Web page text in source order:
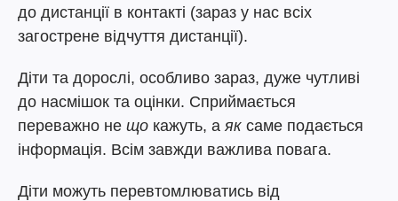
до дистанції в контакті (зараз у нас всіх
загострене відчуття дистанції).
Діти та дорослі, особливо зараз, дуже чутливі
до насмішок та оцінки. Сприймається
переважно не що кажуть, а як саме подається
інформація. Всім завжди важлива повага.
Діти можуть перевтомлюватись від